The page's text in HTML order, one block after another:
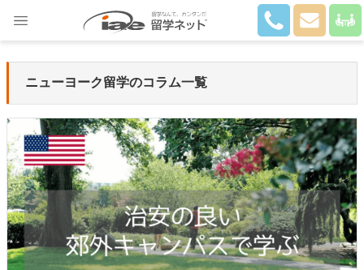
ニューヨーク留学のコラム一覧